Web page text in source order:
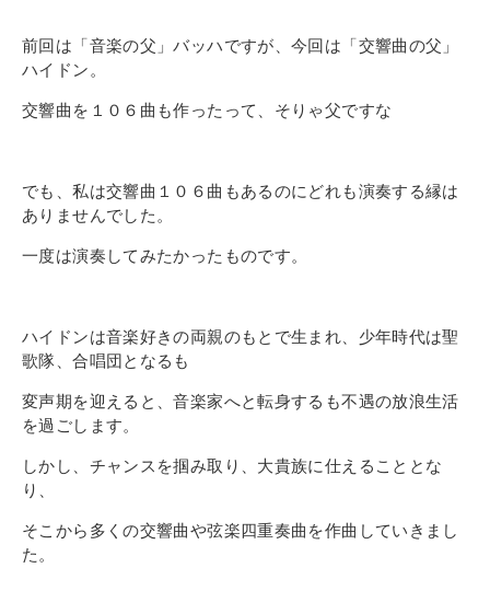
前回は「音楽の父」バッハですが、 今回は「交響曲の父」
ハイドン。
交響曲を１０６曲も作ったって、そりゃ父ですな
でも、私は交響曲１０６曲もあるのにどれも演奏する縁は
ありませんでした。
一度は演奏してみたかったものです。
ハイドンは音楽好きの両親のもとで生まれ、少年時代は聖
歌隊、合唱団となるも
変声期を迎えると、音楽家へと転身するも不遇の放浪生活
を過ごします。
しかし、チャンスを掴み取り、大貴族に仕えることとな
り、
そこから多くの交響曲や弦楽四重奏曲を作曲していきまし
た。